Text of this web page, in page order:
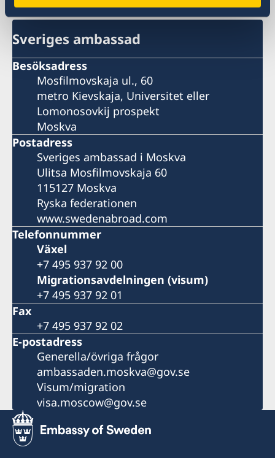
Sveriges ambassad
Besöksadress
Mosfilmovskaja ul., 60
metro Kievskaja, Universitet eller
Lomonosovkij prospekt
Moskva
Postadress
Sveriges ambassad i Moskva
Ulitsa Mosfilmovskaja 60
115127 Moskva
Ryska federationen
www.swedenabroad.com
Telefonnummer
Växel
+7 495 937 92 00
Migrationsavdelningen (visum)
+7 495 937 92 01
Fax
+7 495 937 92 02
E-postadress
Generella/övriga frågor
ambassaden.moskva@gov.se
Visum/migration
visa.moscow@gov.se